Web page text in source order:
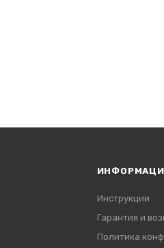
Инструкции
Гарантия и
Политика